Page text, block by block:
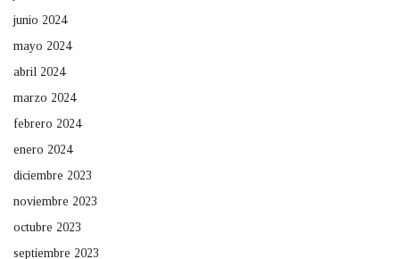
junio 2024
mayo 2024
abril 2024
marzo 2024
febrero 2024
enero 2024
diciembre 2023
noviembre 2023
octubre 2023
septiembre 2023